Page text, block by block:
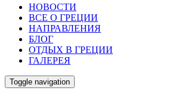
НОВОСТИ
ВСЕ О ГРЕЦИИ
НАПРАВЛЕНИЯ
БЛОГ
ОТДЫХ В ГРЕЦИИ
ГАЛЕРЕЯ
Toggle navigation